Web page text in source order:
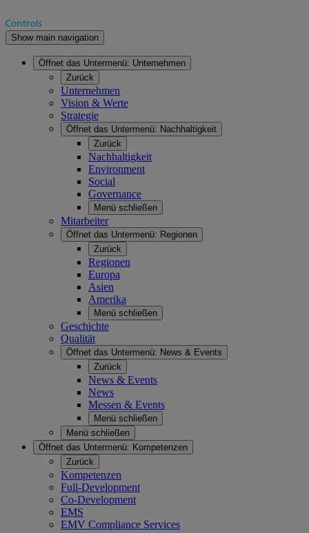
Show main navigation
Öffnet das Untermenü: Unternehmen
Zurück
Unternehmen
Vision & Werte
Strategie
Öffnet das Untermenü: Nachhaltigkeit
Zurück
Nachhaltigkeit
Environment
Social
Governance
Menü schließen
Mitarbeiter
Öffnet das Untermenü: Regionen
Zurück
Regionen
Europa
Asien
Amerika
Menü schließen
Geschichte
Qualität
Öffnet das Untermenü: News & Events
Zurück
News & Events
News
Messen & Events
Menü schließen
Menü schließen
Öffnet das Untermenü: Kompetenzen
Zurück
Kompetenzen
Full-Development
Co-Development
EMS
EMV Compliance Services